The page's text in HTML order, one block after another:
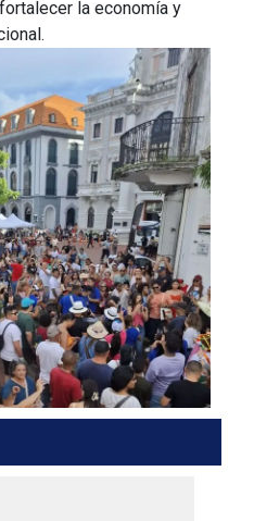
la economía y